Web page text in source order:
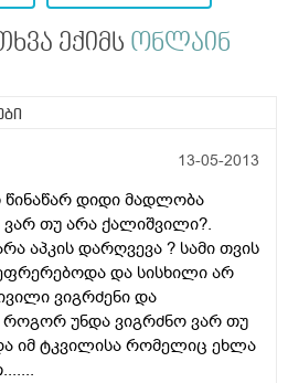
ექიმს ონლაინ
13-05-2013
დიდი მადლობა
თუ არა ქალიშვილი?.
აპკის დარღვევა ? სამი თვის
და სისხილი არ
ვიგრძენი და
როგორ უნდა ვიგრძნო ვარ თუ
იმ ტკვილისა რომელიც ეხლა